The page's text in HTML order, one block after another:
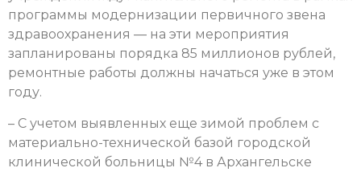
программы модернизации первичного звена
здравоохранения — на эти мероприятия
запланированы порядка 85 миллионов рублей,
ремонтные работы должны начаться уже в этом
году.
– С учетом выявленных еще зимой проблем с
материально-технической базой городской
клинической больницы №4 в Архангельске